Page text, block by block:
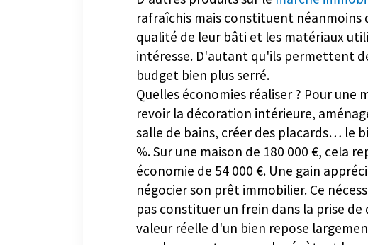
D'autres produits sur le marché
rafraîchis mais constituent néanmoins
qualité de leur bâti et les matériaux
intéresse. D'autant qu'ils permettent
budget bien plus serré.
Quelles économies réaliser ? Pour une
revoir la décoration intérieure,
salle de bains, créer des placards… le
%. Sur une maison de 180 000 €, cela
économie de 54 000 €. Une gain
négocier son prêt immobilier. Ce
pas constituer un frein dans la prise de
valeur réelle d'un bien repose